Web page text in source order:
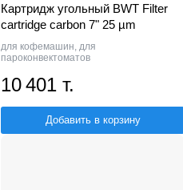
Картридж угольный BWT Filter
cartridge carbon 7" 25 µm
для кофемашин, для
пароконвектоматов
10 401 т.
Добавить в корзину